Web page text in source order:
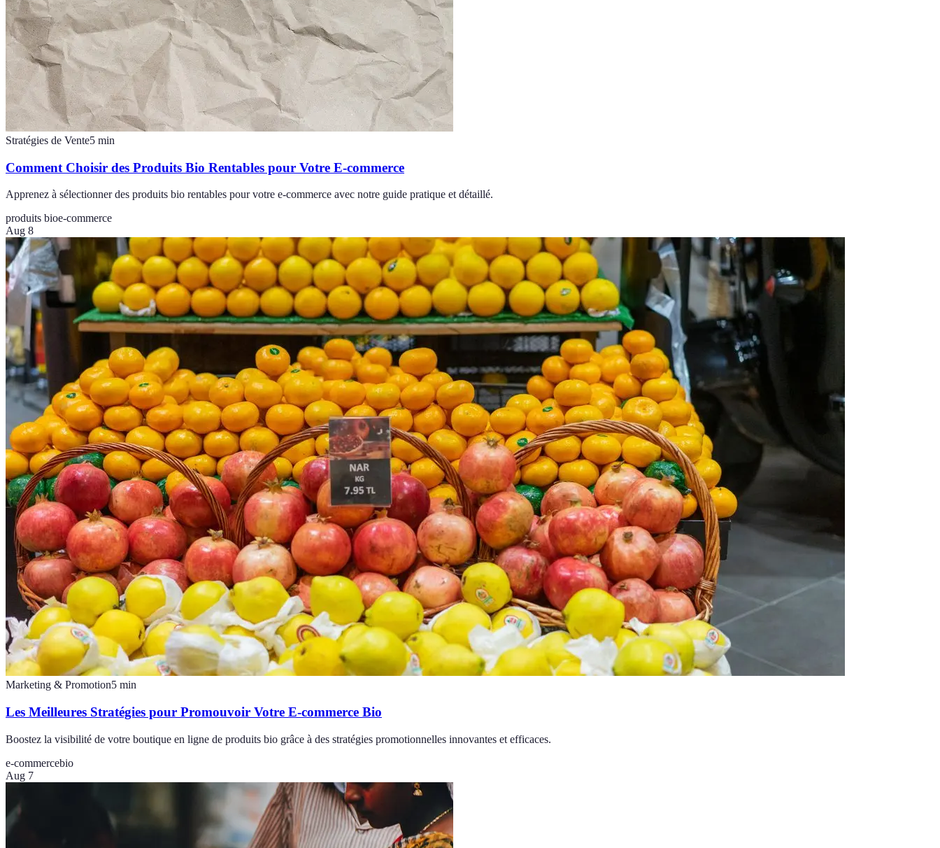
Stratégies de Vente5 min
Comment Choisir des Produits Bio Rentables pour Votre E-commerce
Apprenez à sélectionner des produits bio rentables pour votre e-commerce avec notre guide pratique et détaillé.
produits bioe-commerce
Aug 8
Marketing & Promotion5 min
Les Meilleures Stratégies pour Promouvoir Votre E-commerce Bio
Boostez la visibilité de votre boutique en ligne de produits bio grâce à des stratégies promotionnelles innovantes et efficaces.
e-commercebio
Aug 7